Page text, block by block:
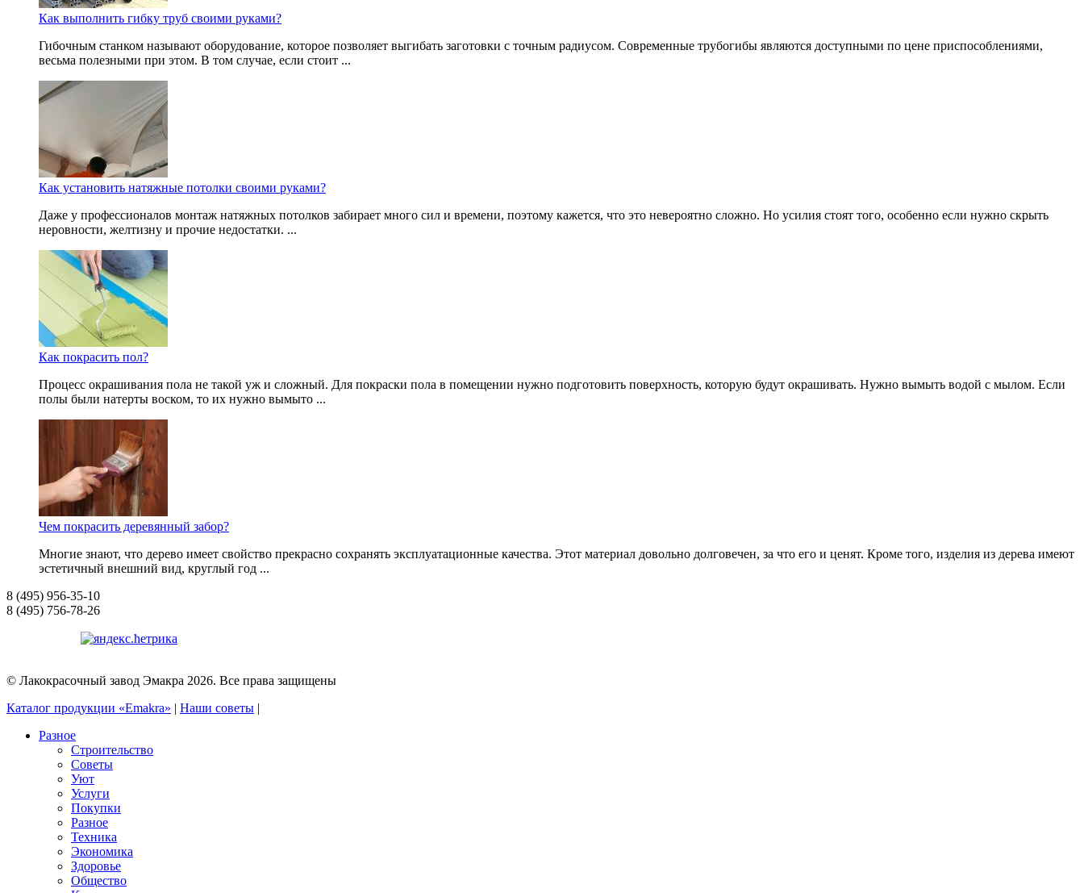
Как выполнить гибку труб своими руками?
Гибочным станком называют оборудование, которое позволяет выгибать заготовки с точным радиусом. Современные трубогибы являются доступными по цене приспособлениями,
весьма полезными при этом. В том случае, если стоит ...
Как установить натяжные потолки своими руками?
Даже у профессионалов монтаж натяжных потолков забирает много сил и времени, поэтому кажется, что это невероятно сложно. Но усилия стоят того, особенно если нужно скрыть
неровности, желтизну и прочие недостатки. ...
Как покрасить пол?
Процесс окрашивания пола не такой уж и сложный. Для покраски пола в помещении нужно подготовить поверхность, которую будут окрашивать. Нужно вымыть водой с мылом. Если
полы были натерты воском, то их нужно вымыто ...
Чем покрасить деревянный забор?
Многие знают, что дерево имеет свойство прекрасно сохранять эксплуатационные качества. Этот материал довольно долговечен, за что его и ценят. Кроме того, изделия из дерева имеют
эстетичный внешний вид, круглый год ...
8 (495) 956-35-10
8 (495) 756-78-26
© Лакокрасочный завод Эмакра 2026. Все права защищены
Каталог продукции «Emakra» | Наши советы |
Разное
Строительство
Советы
Уют
Услуги
Покупки
Разное
Техника
Экономика
Здоровье
Общество